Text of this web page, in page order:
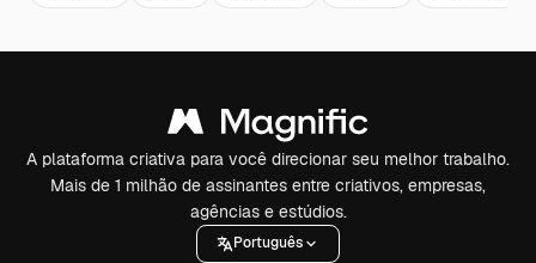
A plataforma criativa para você direcionar seu melhor trabalho.
Mais de 1 milhão de assinantes entre criativos, empresas,
agências e estúdios.
Português